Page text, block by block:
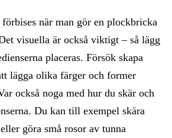
när man gör en plockbricka
visuella är också viktigt – så lägg
placeras. Försök skapa
lägga olika färger och former
också noga med hur du skär och
Du kan till exempel skära
göra små rosor av tunna